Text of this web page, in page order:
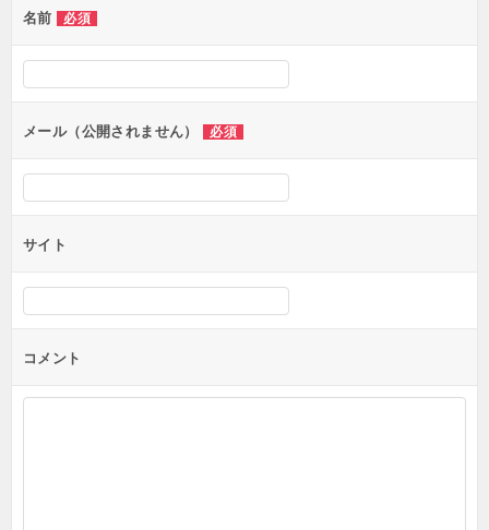
名前 必須
メール（公開されません） 必須
サイト
コメント